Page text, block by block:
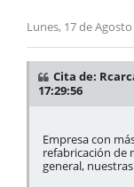
Lunes, 17 de
Cita de:
17:29:56
Empresa con
refabricación de
general,